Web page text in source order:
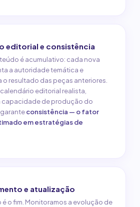
editorial e consistência
é acumulativo: cada nova
a autoridade temática e
resultado das peças anteriores.
editorial realista,
capacidade de produção do
consistência — o fator
em estratégias de
e atualização
é o fim. Monitoramos a evolução de